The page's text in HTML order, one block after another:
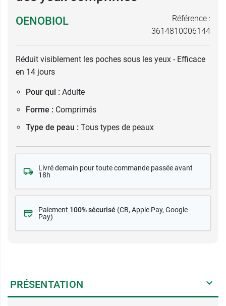
OENOBIOL
Référence :
3614810006144
Réduit visiblement les poches sous les yeux - Efficace
en 14 jours
Pour qui : Adulte
Forme : Comprimés
Type de peau : Tous types de peaux
Livré demain pour toute commande passée avant
18h
Paiement 100% sécurisé (CB, Apple Pay, Google
Pay)
PRÉSENTATION